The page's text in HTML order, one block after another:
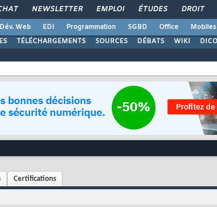
NEWSLETTER EMPLOI ÉTUDES DROIT
Dév. Web EDI Programmation SGBD Office Mobiles
TÉLÉCHARGEMENTS SOURCES DÉBATS WIKI DICO
Certifications